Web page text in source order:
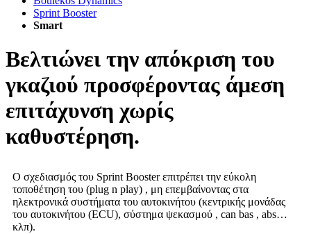
Sprint Booster
Smart
Βελτιώνει την απόκριση του
γκαζιού προσφέροντας άμεση
επιτάχυνση χωρίς
καθυστέρηση.
Ο σχεδιασμός του Sprint Booster επιτρέπει την εύκολη
τοποθέτηση του (plug n play) , μη επεμβαίνοντας στα
ηλεκτρονικά συστήματα του αυτοκινήτου (κεντρικής μονάδας
του αυτοκινήτου (ECU), σύστημα ψεκασμού , can bas , abs…
κλπ).